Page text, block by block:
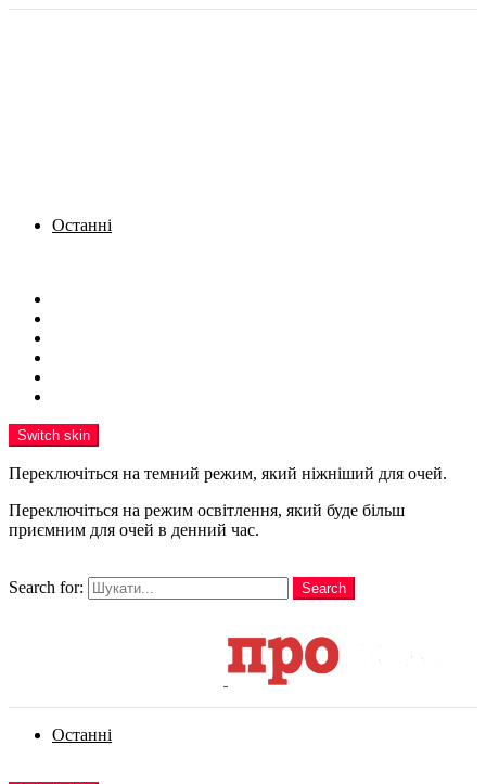
Останні
Switch skin
Переключіться на темний режим, який ніжніший для очей.
Переключіться на режим освітлення, який буде більш
приємним для очей в денний час.
Search for:
Search
Останні